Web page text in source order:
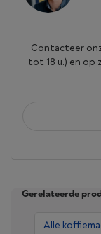
Contacteer
tot 18 u.) en op
Gerelateerde
Alle